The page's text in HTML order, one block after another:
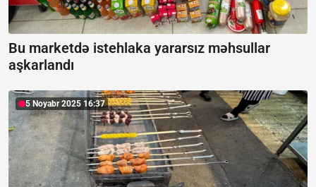
Bu marketdə istehlaka yararsız məhsullar
aşkarlandı
5 Noyabr 2025 16:37